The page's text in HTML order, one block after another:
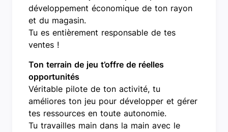
développement économique de ton rayon
et du magasin.
Tu es entièrement responsable de tes
ventes !
Ton terrain de jeu t’offre de réelles
opportunités
Véritable pilote de ton activité, tu
améliores ton jeu pour développer et gérer
tes ressources en toute autonomie.
Tu travailles main dans la main avec le